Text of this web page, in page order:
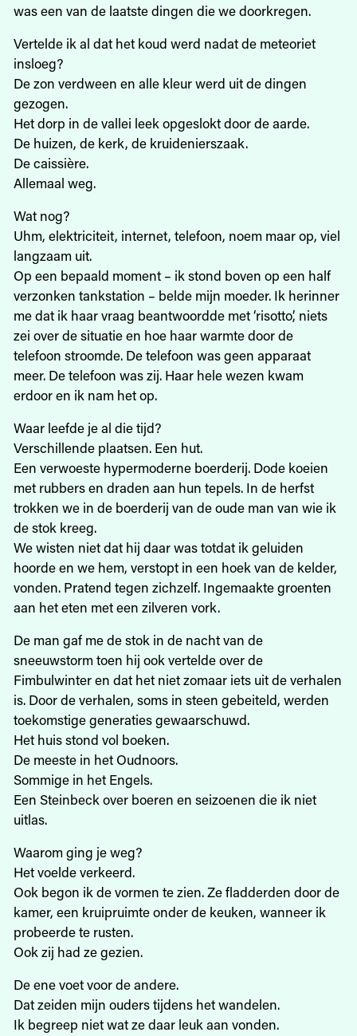
was een van de laatste dingen die we doorkregen.
Vertelde ik al dat het koud werd nadat de meteoriet
insloeg?
De zon verdween en alle kleur werd uit de dingen
gezogen.
Het dorp in de vallei leek opgeslokt door de aarde.
De huizen, de kerk, de kruidenierszaak.
De caissière.
Allemaal weg.
Wat nog?
Uhm, elektriciteit, internet, telefoon, noem maar op, viel
langzaam uit.
Op een bepaald moment – ik stond boven op een half
verzonken tankstation – belde mijn moeder. Ik herinner
me dat ik haar vraag beantwoordde met ‘risotto’, niets
zei over de situatie en hoe haar warmte door de
telefoon stroomde. De telefoon was geen apparaat
meer. De telefoon was zij. Haar hele wezen kwam
erdoor en ik nam het op.
Waar leefde je al die tijd?
Verschillende plaatsen. Een hut.
Een verwoeste hypermoderne boerderij. Dode koeien
met rubbers en draden aan hun tepels. In de herfst
trokken we in de boerderij van de oude man van wie ik
de stok kreeg.
We wisten niet dat hij daar was totdat ik geluiden
hoorde en we hem, verstopt in een hoek van de kelder,
vonden. Pratend tegen zichzelf. Ingemaakte groenten
aan het eten met een zilveren vork.
De man gaf me de stok in de nacht van de
sneeuwstorm toen hij ook vertelde over de
Fimbulwinter en dat het niet zomaar iets uit de verhalen
is. Door de verhalen, soms in steen gebeiteld, werden
toekomstige generaties gewaarschuwd.
Het huis stond vol boeken.
De meeste in het Oudnoors.
Sommige in het Engels.
Een Steinbeck over boeren en seizoenen die ik niet
uitlas.
Waarom ging je weg?
Het voelde verkeerd.
Ook begon ik de vormen te zien. Ze fladderden door de
kamer, een kruipruimte onder de keuken, wanneer ik
probeerde te rusten.
Ook zij had ze gezien.
De ene voet voor de andere.
Dat zeiden mijn ouders tijdens het wandelen.
Ik begreep niet wat ze daar leuk aan vonden.